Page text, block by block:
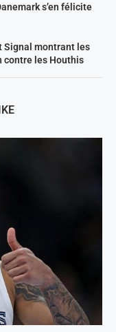
s’en félicite
Signal montrant les
contre les Houthis